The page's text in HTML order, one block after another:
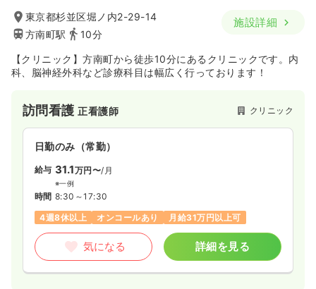
東京都杉並区堀ノ内2-29-14
方南町駅
10分
施設詳細
【クリニック】方南町から徒歩10分にあるクリニックです。内
科、脳神経外科など診療科目は幅広く行っております！
訪問看護正看護師 クリニック
日勤のみ（常勤）
給与 31.1万円〜/月
※一例
時間 8:30～17:30
4週8休以上
オンコールあり 月給31万円以上可
気になる 詳細を見る